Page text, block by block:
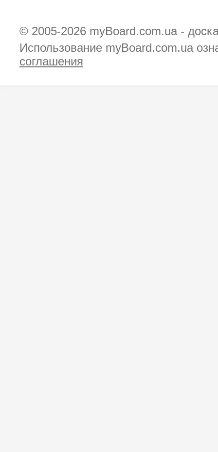
© 2005-2026 myBoard.com.ua -
Использование myBoard.com.ua
соглашения